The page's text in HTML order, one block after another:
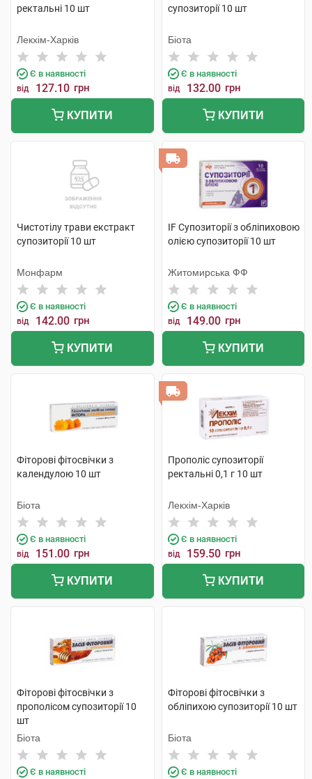
ректальні 10 шт
Лекхім-Харків
Є в наявності
від 127.10 грн
КУПИТИ
супозиторії 10 шт
Біота
Є в наявності
від 132.00 грн
КУПИТИ
Чистотілу трави екстракт
супозиторії 10 шт
Монфарм
Є в наявності
від 142.00 грн
КУПИТИ
IF Супозиторії з обліпиховою
олією супозиторії 10 шт
Житомирська ФФ
Є в наявності
від 149.00 грн
КУПИТИ
Фіторові фітосвічки з
календулою 10 шт
Біота
Є в наявності
від 151.00 грн
КУПИТИ
Прополіс супозиторії
ректальні 0,1 г 10 шт
Лекхім-Харків
Є в наявності
від 159.50 грн
КУПИТИ
Фіторові фітосвічки з
прополісом супозиторії 10
шт
Біота
Є в наявності
Фіторові фітосвічки з
обліпихою супозиторії 10 шт
Біота
Є в наявності